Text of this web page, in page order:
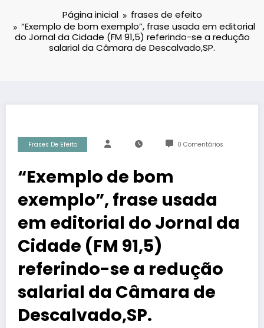
Página inicial
frases de efeito
“Exemplo de bom exemplo”, frase usada em editorial
do Jornal da Cidade (FM 91,5) referindo-se a redução
salarial da Câmara de Descalvado,SP.
Frases De Efeito 0 Comentários
“Exemplo de bom
exemplo”, frase usada
em editorial do Jornal da
Cidade (FM 91,5)
referindo-se a redução
salarial da Câmara de
Descalvado,SP.